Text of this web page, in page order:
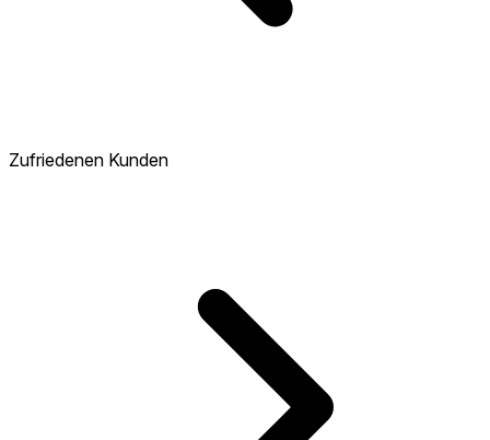
Zufriedenen Kunden